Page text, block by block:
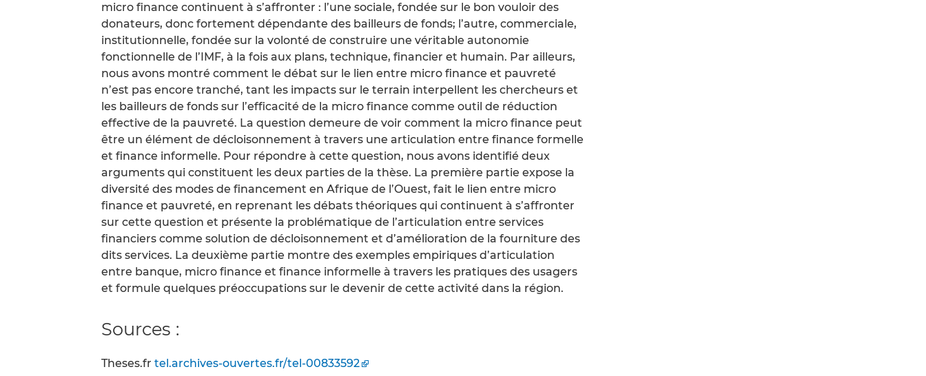
micro finance continuent à s’affronter : l’une sociale, fondée sur le bon vouloir des
donateurs, donc fortement dépendante des bailleurs de fonds; l’autre, commerciale,
institutionnelle, fondée sur la volonté de construire une véritable autonomie
fonctionnelle de l’IMF, à la fois aux plans, technique, financier et humain. Par ailleurs,
nous avons montré comment le débat sur le lien entre micro finance et pauvreté
n’est pas encore tranché, tant les impacts sur le terrain interpellent les chercheurs et
les bailleurs de fonds sur l’efficacité de la micro finance comme outil de réduction
effective de la pauvreté. La question demeure de voir comment la micro finance peut
être un élément de décloisonnement à travers une articulation entre finance formelle
et finance informelle. Pour répondre à cette question, nous avons identifié deux
arguments qui constituent les deux parties de la thèse. La première partie expose la
diversité des modes de financement en Afrique de l’Ouest, fait le lien entre micro
finance et pauvreté, en reprenant les débats théoriques qui continuent à s’affronter
sur cette question et présente la problématique de l’articulation entre services
financiers comme solution de décloisonnement et d’amélioration de la fourniture des
dits services. La deuxième partie montre des exemples empiriques d’articulation
entre banque, micro finance et finance informelle à travers les pratiques des usagers
et formule quelques préoccupations sur le devenir de cette activité dans la région.
Sources :
Theses.fr tel.archives-ouvertes.fr/tel-00833592